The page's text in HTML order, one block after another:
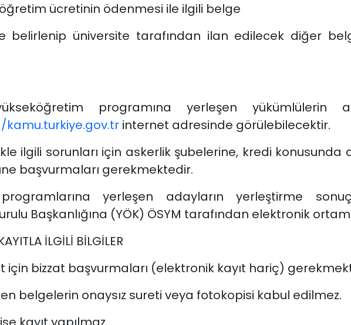
öğretim ücretinin ödenmesi ile ilgili belge
belirlenip üniversite tarafından ilan edilecek diğer
programına yerleşen yükümlülerin
internet adresinde görülebilecektir.
ilgili sorunları için askerlik şubelerine, kredi konusunda
başvurmaları gerekmektedir.
programlarına yerleşen adayların yerleştirme
Başkanlığına (YÖK) ÖSYM tarafından elektronik
İLGİLİ BİLGİLER
için bizzat başvurmaları (elektronik kayıt hariç)
belgelerin onaysız sureti veya fotokopisi kabul edilmez.